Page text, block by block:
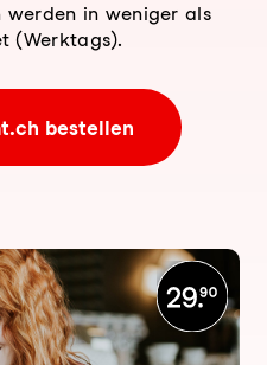
werden in weniger als
(Werktags).
bestellen